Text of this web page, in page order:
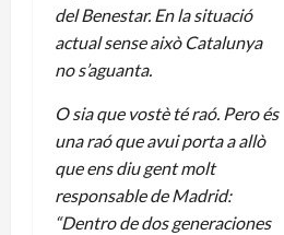
del Benestar. En la situació
actual sense això Catalunya
no s’aguanta.
O sia que vostè té raó. Pero és
una raó que avui porta a allò
que ens diu gent molt
responsable de Madrid:
“Dentro de dos generaciones